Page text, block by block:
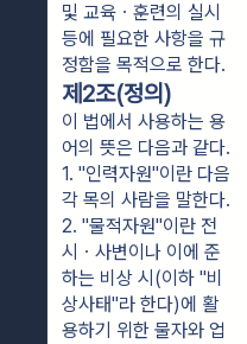
및 교육ㆍ훈련의 실시
등에 필요한 사항을 규
정함을 목적으로 한다.
제2조(정의)
이 법에서 사용하는 용
어의 뜻은 다음과 같다.
1. "인력자원"이란 다음
각 목의 사람을 말한다.
2. "물적자원"이란 전
시ㆍ사변이나 이에 준
하는 비상 시(이하 "비
상사태"라 한다)에 활
용하기 위한 물자와 업